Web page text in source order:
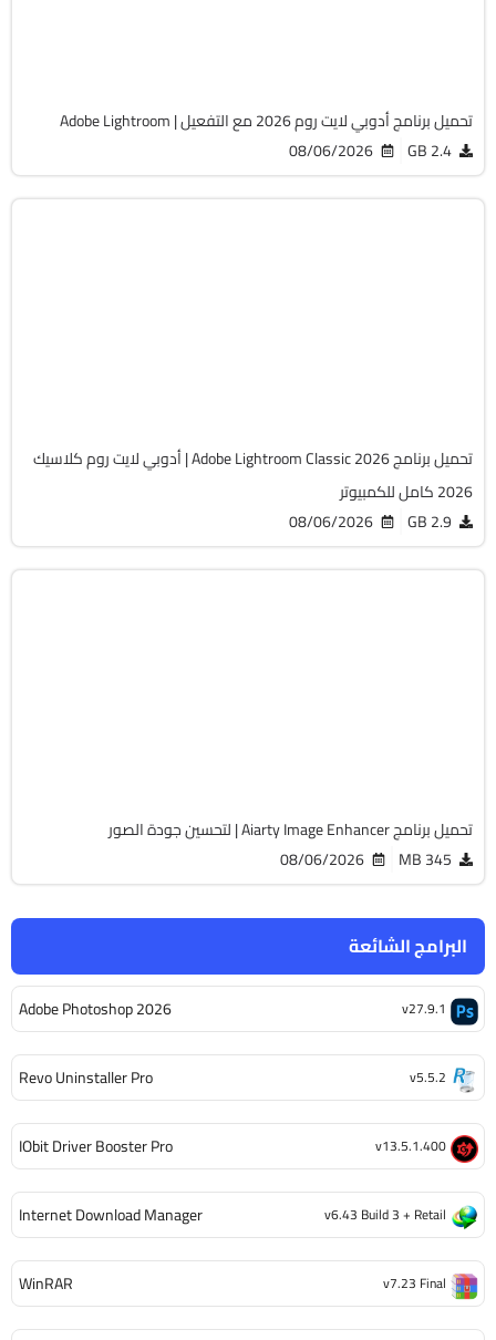
البرامج الشائعة
Adobe Photoshop 2026 v27.9.1
Revo Uninstaller Pro v5.5.2
IObit Driver Booster Pro v13.5.1.400
Internet Download Manager v6.43 Build 3 + Retail
WinRAR v7.23 Final
تحميل برنامج أدوبي لايت روم 2026 مع التفعيل | Adobe Lightroom
2.4 GB
08/06/2026
تحميل برنامج Adobe Lightroom Classic 2026 | أدوبي لايت روم كلاسيك
2026 كامل للكمبيوتر
2.9 GB
08/06/2026
تحميل برنامج Aiarty Image Enhancer | لتحسين جودة الصور
345 MB
08/06/2026